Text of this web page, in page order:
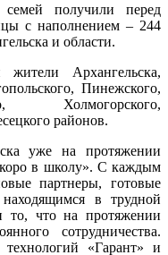
получили перед
с наполнением – 244
и области.
Архангельска,
Пинежского,
Холмогорского,
районов.
уже на протяжении
в школу». С каждым
партнеры, готовые
в трудной
то, что на протяжении
сотрудничества.
«Гарант» и